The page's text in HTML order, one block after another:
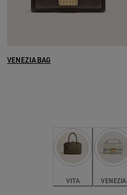
VENEZIA BAG
VITA VENEZIA